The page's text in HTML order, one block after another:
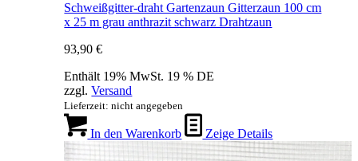
Schweißgitter-draht Gartenzaun Gitterzaun 100 cm
x 25 m grau anthrazit schwarz Drahtzaun
93,90€
Enthält 19% MwSt. 19 % DE
zzgl.Versand
Lieferzeit: nicht angegeben
In den Warenkorb Zeige Details